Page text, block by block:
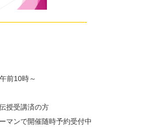
前10時～
授受講済の方
マンで開催随時予約受付中